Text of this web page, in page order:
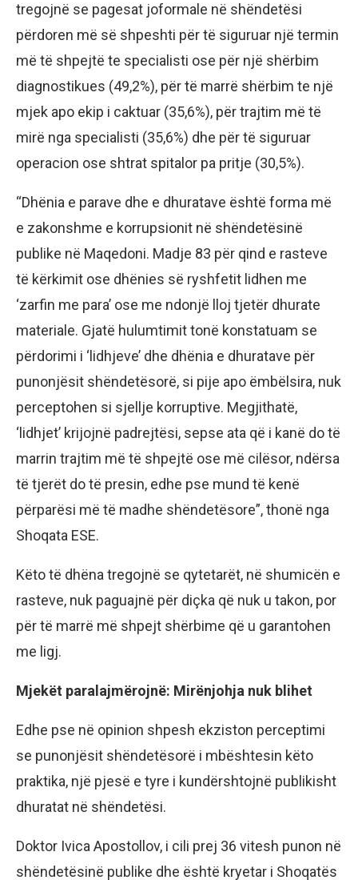
tregojnë se pagesat joformale në shëndetësi
përdoren më së shpeshti për të siguruar një termin
më të shpejtë te specialisti ose për një shërbim
diagnostikues (49,2%), për të marrë shërbim te një
mjek apo ekip i caktuar (35,6%), për trajtim më të
mirë nga specialisti (35,6%) dhe për të siguruar
operacion ose shtrat spitalor pa pritje (30,5%).
“Dhënia e parave dhe e dhuratave është forma më
e zakonshme e korrupsionit në shëndetësinë
publike në Maqedoni. Madje 83 për qind e rasteve
të kërkimit ose dhënies së ryshfetit lidhen me
‘zarfin me para’ ose me ndonjë lloj tjetër dhurate
materiale. Gjatë hulumtimit tonë konstatuam se
përdorimi i ‘lidhjeve’ dhe dhënia e dhuratave për
punonjësit shëndetësorë, si pije apo ëmbëlsira, nuk
perceptohen si sjellje korruptive. Megjithatë,
‘lidhjet’ krijojnë padrejtësi, sepse ata që i kanë do të
marrin trajtim më të shpejtë ose më cilësor, ndërsa
të tjerët do të presin, edhe pse mund të kenë
përparësi më të madhe shëndetësore”, thonë nga
Shoqata ESE.
Këto të dhëna tregojnë se qytetarët, në shumicën e
rasteve, nuk paguajnë për diçka që nuk u takon, por
për të marrë më shpejt shërbime që u garantohen
me ligj.
Mjekët paralajmërojnë: Mirënjohja nuk blihet
Edhe pse në opinion shpesh ekziston perceptimi
se punonjësit shëndetësorë i mbështesin këto
praktika, një pjesë e tyre i kundërshtojnë publikisht
dhuratat në shëndetësi.
Doktor Ivica Apostollov, i cili prej 36 vitesh punon në
shëndetësinë publike dhe është kryetar i Shoqatës